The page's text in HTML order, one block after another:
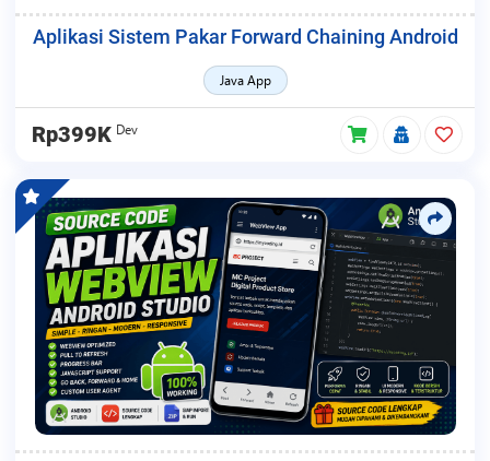
Aplikasi Sistem Pakar Forward Chaining Android
Java App
Rp399K Dev